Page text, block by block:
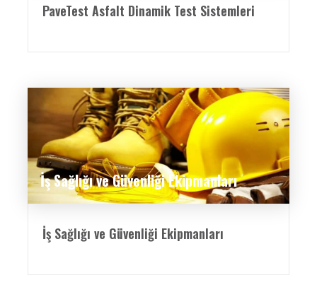
PaveTest Asfalt Dinamik Test Sistemleri
İş Sağlığı ve Güvenliği Ekipmanları
İş Sağlığı ve Güvenliği Ekipmanları